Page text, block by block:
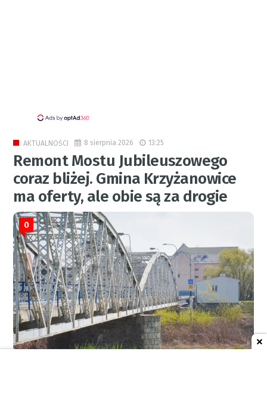
AKTUALNOŚCI 8 sierpnia 2026 13:25
Remont Mostu Jubileuszowego
coraz bliżej. Gmina Krzyżanowice
ma oferty, ale obie są za drogie
0